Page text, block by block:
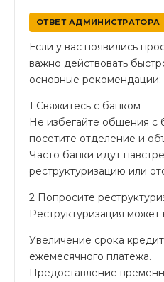
ОТВЕТ АДМИНИСТРАТОРА
Если у вас появились
важно действовать
основные рекомендации:
1 Свяжитесь с банком
Не избегайте общения с
посетите отделение и
Часто банки идут
реструктуризацию или
2 Попросите
Реструктуризация может
Увеличение срока
ежемесячного платежа.
Предоставление